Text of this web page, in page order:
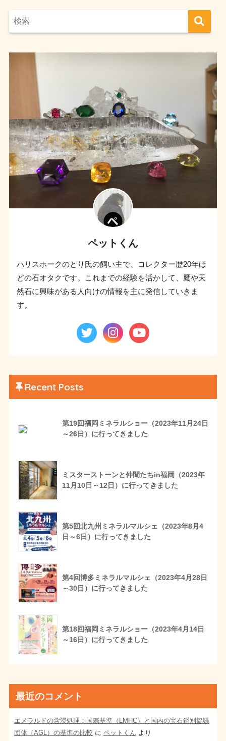
ペットくん
ハリスホークのとり氏の飼い主で、コレクター歴20年ほ
どの石オタクです。これまでの経験を活かして、鷹や天
然石に興味がある人向けの情報を主に発信していきま
す。
Recent Posts
第19回福岡ミネラルショー（2023年11月24日
～26日）に行ってきました
ミスターストーンと仲間たちin福岡（2023年
11月10日～12日）に行ってきました
第5回北九州ミネラルマルシェ（2023年8月4
日～6日）に行ってきました
第4回博多ミネラルマルシェ（2023年4月28日
～30日）に行ってきました
第18回福岡ミネラルショー（2023年4月14日
～16日）に行ってきました
最近のコメント
エメラルドの含浸処理：国際基準（LMHC）と国内の宝石鑑別協議
団体（AGL）の基準の比較 に ペットくん より